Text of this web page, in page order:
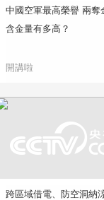
中國空軍最高榮譽 兩奪
含金量有多高？
開講啦
跨區域借電、防空洞納